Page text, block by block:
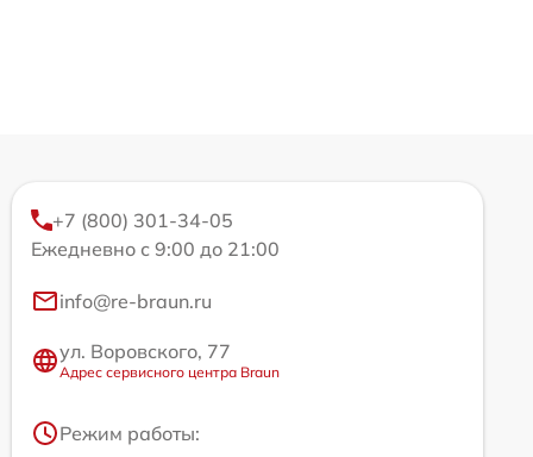
+7 (800) 301-34-05
Ежедневно с 9:00 до 21:00
info@re-braun.ru
ул. Воровского, 77
Адрес сервисного центра Braun
Режим работы: